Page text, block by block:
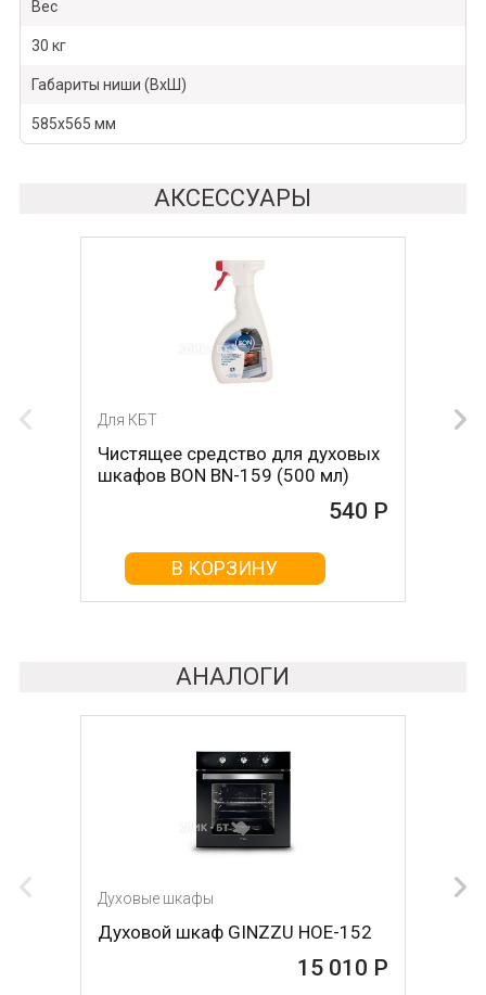
Вес
30 кг
Габариты ниши (ВхШ)
585х565 мм
АКСЕССУАРЫ
Для КБТ
Чистящее средство для духовых
шкафов BON BN-159 (500 мл)
540 Р
В КОРЗИНУ
Для КБТ
Чистящее средство для духовых
шкафов MAGIC POWER MP-014
В КОРЗИНУ
АНАЛОГИ
Духовые шкафы
Духовой шкаф GINZZU HOE-152
15 010 Р
Духовые шкафы
Духовой шкаф CANDY fpe 602/6 n
15 020 Р